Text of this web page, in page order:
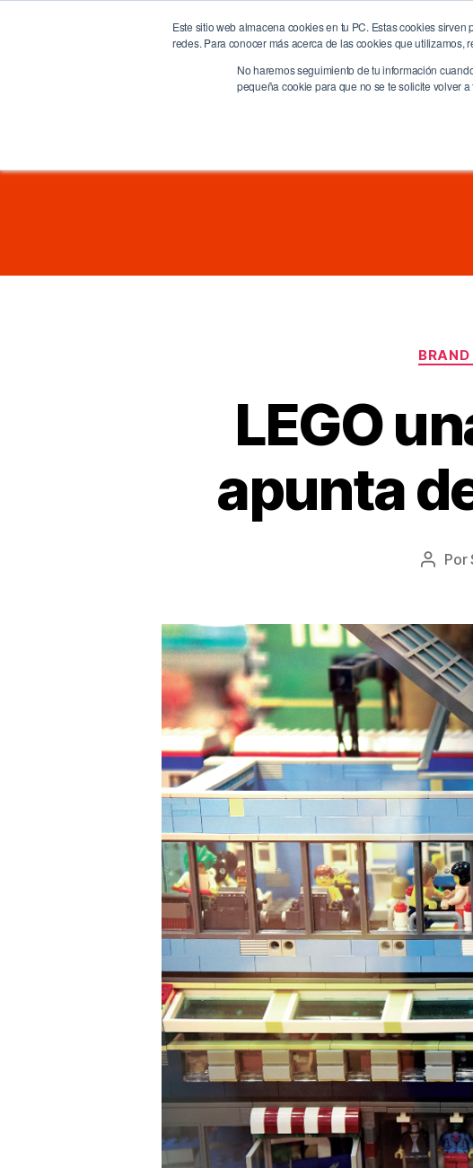
Este sitio web almacena cookies en tu PC. Estas cookies
redes. Para conocer más acerca de las cookies que utilizamos,
No haremos seguimiento de tu información
pequeña cookie para que no se te solicite volver
Home La
LEGO
apunta
Autor
Por